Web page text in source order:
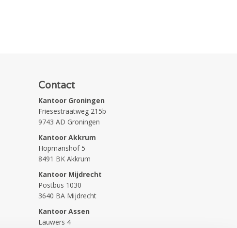
Contact
Kantoor Groningen
Friesestraatweg 215b
9743 AD Groningen
Kantoor Akkrum
Hopmanshof 5
8491 BK Akkrum
Kantoor Mijdrecht
Postbus 1030
3640 BA Mijdrecht
Kantoor Assen
Lauwers 4